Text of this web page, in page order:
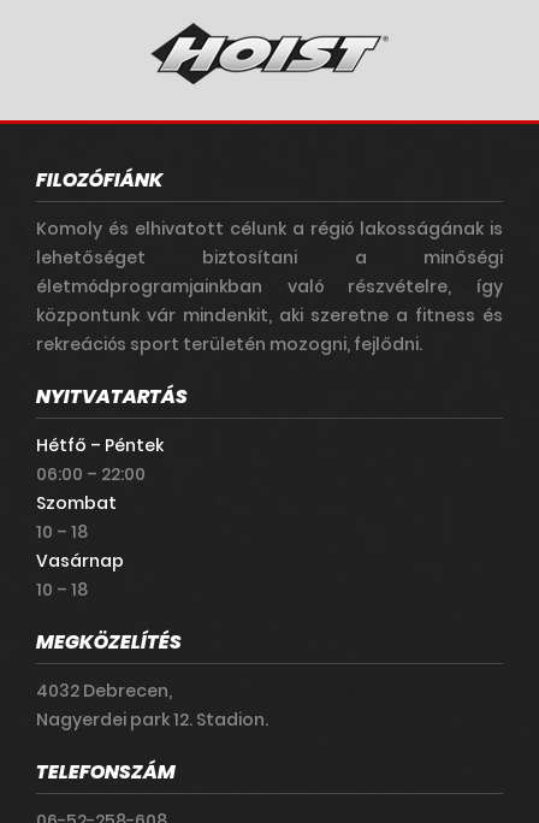
FILOZÓFIÁNK
Komoly és elhivatott célunk a régió lakosságának is
lehetőséget biztosítani a minőségi
életmódprogramjainkban való részvételre, így
központunk vár mindenkit, aki szeretne a fitness és
rekreációs sport területén mozogni, fejlődni.
NYITVATARTÁS
Hétfő – Péntek
06:00 – 22:00
Szombat
10 – 18
Vasárnap
10 – 18
MEGKÖZELÍTÉS
4032 Debrecen,
Nagyerdei park 12. Stadion.
TELEFONSZÁM